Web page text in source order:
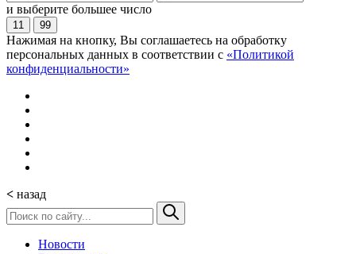
и выберите большее число
11 99
Нажимая на кнопку, Вы соглашаетесь на обработку
персональных данных в соответствии с «Политикой
конфиденциальности»
< назад
Новости